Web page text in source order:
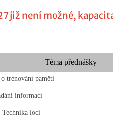
již není možné,
Téma přednášky
trénování paměti
informací
loci